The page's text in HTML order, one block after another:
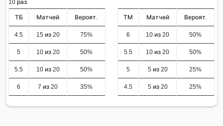
10 раз.
ТБ Матчей Вероят.
4.5 15 из 20 75%
5 10 из 20 50%
5.5 10 из 20 50%
6 7 из 20 35%
ТМ Матчей Вероят.
6 10 из 20 50%
5.5 10 из 20 50%
5 5 из 20 25%
4.5 5 из 20 25%